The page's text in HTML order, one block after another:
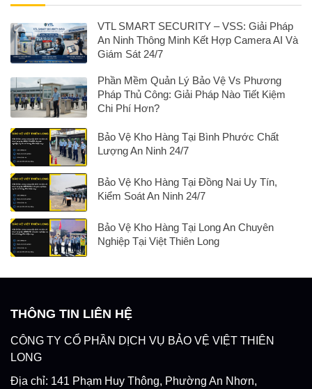
VTL SMART SECURITY – VSS: Giải Pháp
An Ninh Thông Minh Kết Hợp Camera AI Và
Giám Sát 24/7
Phần Mềm Quản Lý Bảo Vệ Vs Phương
Pháp Thủ Công: Giải Pháp Nào Tiết Kiệm
Chi Phí Hơn?
Bảo Vệ Kho Hàng Tại Bình Phước Chất
Lượng An Ninh 24/7
Bảo Vệ Kho Hàng Tại Đồng Nai Uy Tín,
Kiểm Soát An Ninh 24/7
Bảo Vệ Kho Hàng Tại Long An Chuyên
Nghiệp Tại Việt Thiên Long
THÔNG TIN LIÊN HỆ
CÔNG TY CỔ PHẦN DỊCH VỤ BẢO VỆ VIỆT THIÊN
LONG
Địa chỉ: 141 Phạm Huy Thông, Phường An Nhơn,